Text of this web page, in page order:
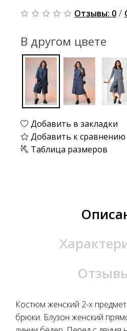
Отзывы: 0 /
В другом цвете
Добавить в закладки
Добавить к сравнению
Таблица размеров
Костюм женский 2-х
брюки. Блузон женский